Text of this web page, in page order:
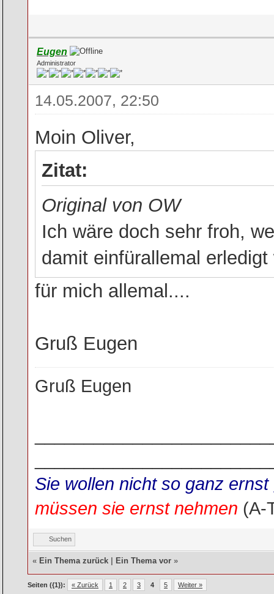
Eugen
Administrator
14.05.2007, 22:50
Moin Oliver,
Zitat:
Original von OW
Ich wäre doch sehr froh,
damit einfürallemal erledigt
für mich allemal....
Gruß Eugen
Gruß Eugen
Sie wollen nicht so ganz
müssen sie ernst nehmen (A-
Suchen
« Ein Thema zurück Ein Thema vor »
Seiten ({1}): « Zurück 1 2 3 4 5 Weiter »